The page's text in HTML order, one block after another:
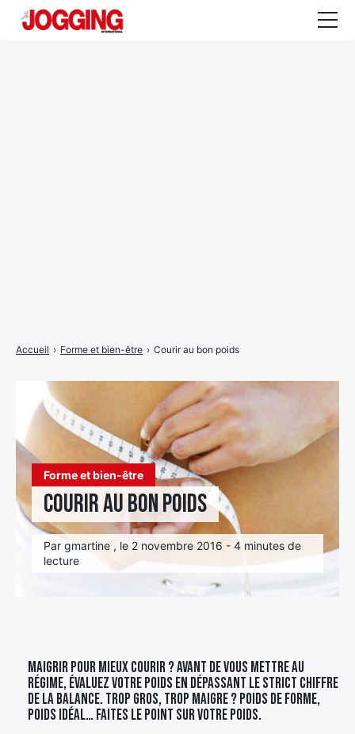
Forme et bien-être
Courir au bon poids
Par gmartine , le 2 novembre 2016 - 4 minutes de
lecture
Accueil › Forme et bien-être › Courir au bon poids
Maigrir pour mieux courir ? Avant de vous mettre au
régime, évaluez votre poids en dépassant le strict chiffre
de la balance. Trop gros, trop maigre ? Poids de forme,
poids idéal… Faites le point sur votre poids.
Élément
de
menu
Élément
de
menu
Élément
de
menu